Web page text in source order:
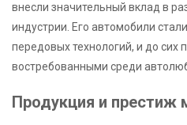
внесли значительный вклад в
индустрии. Его автомобили
передовых технологий, и до сих
востребованными среди
Продукция и престиж